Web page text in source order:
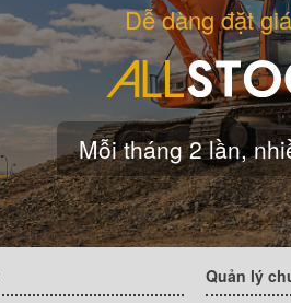
Dễ dàng đặt
Mỗi tháng 2 lần,
Quản lý